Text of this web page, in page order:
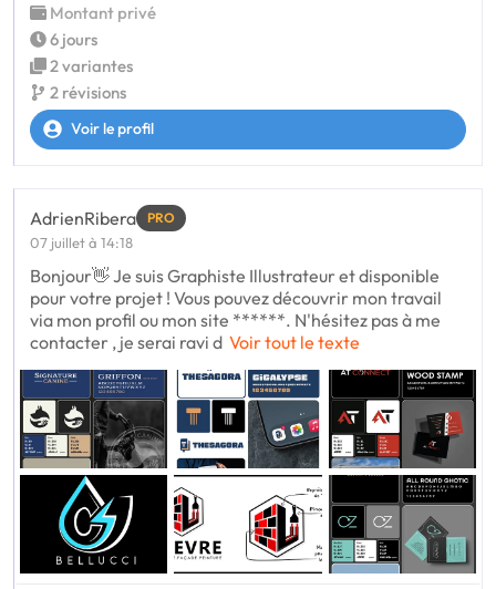
Montant privé
6 jours
2 variantes
2 révisions
Voir le profil
AdrienRibera PRO
07 juillet à 14:18
Bonjour👋 Je suis Graphiste Illustrateur et disponible
pour votre projet ! Vous pouvez découvrir mon travail
via mon profil ou mon site ******. N'hésitez pas à me
contacter , je serai ravi d Voir tout le texte